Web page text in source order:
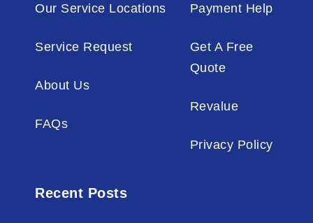
Our Service Locations
Service Request
About Us
FAQs
Payment Help
Get A Free
Quote
Revalue
Privacy Policy
Recent Posts